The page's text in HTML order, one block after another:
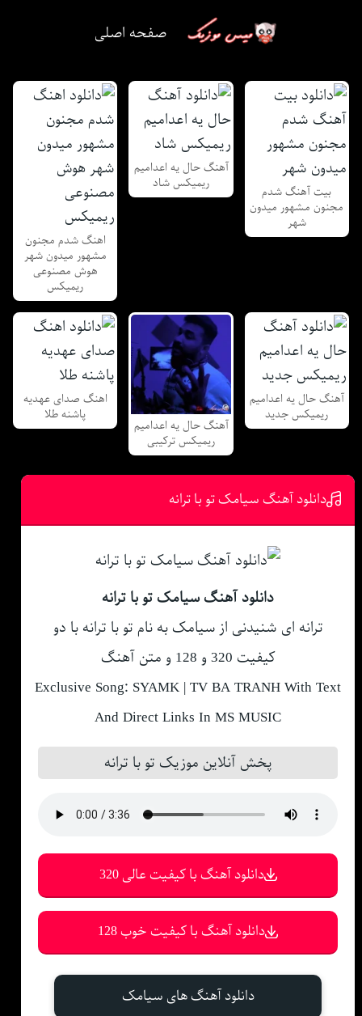
صفحه اصلی
بیت آهنگ شدم
مجنون مشهور میدون
شهر
آهنگ حال یه اعدامیم
ریمیکس شاد
اهنگ شدم مجنون
مشهور میدون شهر
هوش مصنوعی
ریمیکس
آهنگ حال یه اعدامیم
ریمیکس جدید
آهنگ حال یه اعدامیم
ریمیکس ترکیبی
اهنگ صدای عهدیه
پاشنه طلا
دانلود آهنگ سیامک تو با ترانه
دانلود آهنگ سیامک تو با ترانه
ترانه ای شنیدنی از سیامک به نام تو با ترانه با دو
کیفیت 320 و 128 و متن آهنگ
Exclusive Song: SYAMK | TV BA TRANH With Text
And Direct Links In MS MUSIC
پخش آنلاین موزیک تو با ترانه
دانلود آهنگ با کیفیت عالی 320
دانلود آهنگ با کیفیت خوب 128
دانلود آهنگ های سیامک